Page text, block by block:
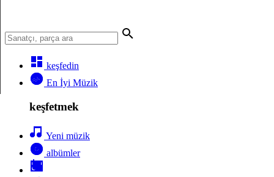
keşfedin
En İyi Müzik
keşfetmek
Yeni müzik
albümler